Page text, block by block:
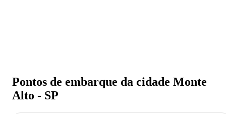
Pontos de embarque da cidade Monte
Alto - SP